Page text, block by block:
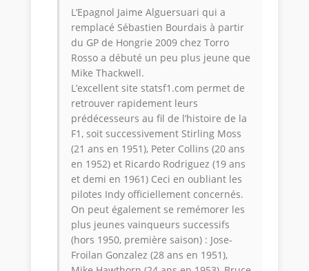
L’Epagnol Jaime Alguersuari qui a
remplacé Sébastien Bourdais à partir
du GP de Hongrie 2009 chez Torro
Rosso a débuté un peu plus jeune que
Mike Thackwell.
L’excellent site statsf1.com permet de
retrouver rapidement leurs
prédécesseurs au fil de l’histoire de la
F1, soit successivement Stirling Moss
(21 ans en 1951), Peter Collins (20 ans
en 1952) et Ricardo Rodriguez (19 ans
et demi en 1961) Ceci en oubliant les
pilotes Indy officiellement concernés.
On peut également se remémorer les
plus jeunes vainqueurs successifs
(hors 1950, première saison) : Jose-
Froilan Gonzalez (28 ans en 1951),